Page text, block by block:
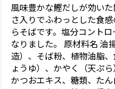
風味豊かな鰹だしが効い
さ入りでふわっとした食
らそばです。塩分コント
なりました。 原材料名 油
造）、そば粉、植物油脂
ょうゆ）、かやく（天ぷ
かつおエキス、糖類、た